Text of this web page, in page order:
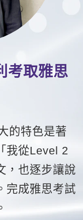
考取雅思
的特色是著
我從Level 2
，也逐步讓說
完成雅思考試